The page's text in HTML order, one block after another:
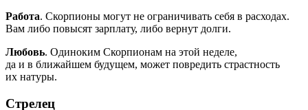
Работа. Скорпионы могут не ограничивать себя в расходах.
Вам либо повысят зарплату, либо вернут долги.
Любовь. Одиноким Скорпионам на этой неделе,
да и в ближайшем будущем, может повредить страстность
их натуры.
Стрелец